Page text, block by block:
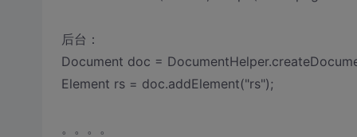
后台：
Document doc =
Element rs = doc.addElement("rs");
。。。。